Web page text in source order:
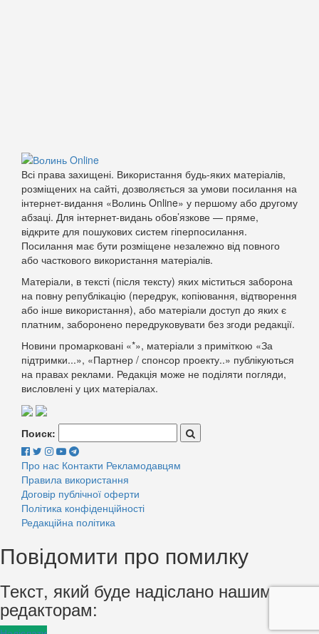
Всі права захищені. Використання будь-яких матеріалів,
розміщених на сайті, дозволяється за умови посилання на
інтернет-видання «Волинь Online» у першому або другому
абзаці. Для інтернет-видань обов’язкове — пряме,
відкрите для пошукових систем гіперпосилання.
Посилання має бути розміщене незалежно від повного
або часткового використання матеріалів.
Матеріали, в тексті (після тексту) яких міститься заборона
на повну републікацію (передрук, копіювання, відтворення
або інше використання), або матеріали доступ до яких є
платним, заборонено передруковувати без згоди редакції.
Новини промарковані «*», матеріали з приміткою «За
підтримки...», «Партнер / спонсор проекту..» публікуються
на правах реклами. Редакція може не поділяти погляди,
висловлені у цих матеріалах.
Поиск:
Про нас Контакти Рекламодавцям
Правила використання
Договір публічної оферти
Політика конфіденційності
Редакційна політика
Повідомити про помилку
Текст, який буде надіслано нашим
редакторам: